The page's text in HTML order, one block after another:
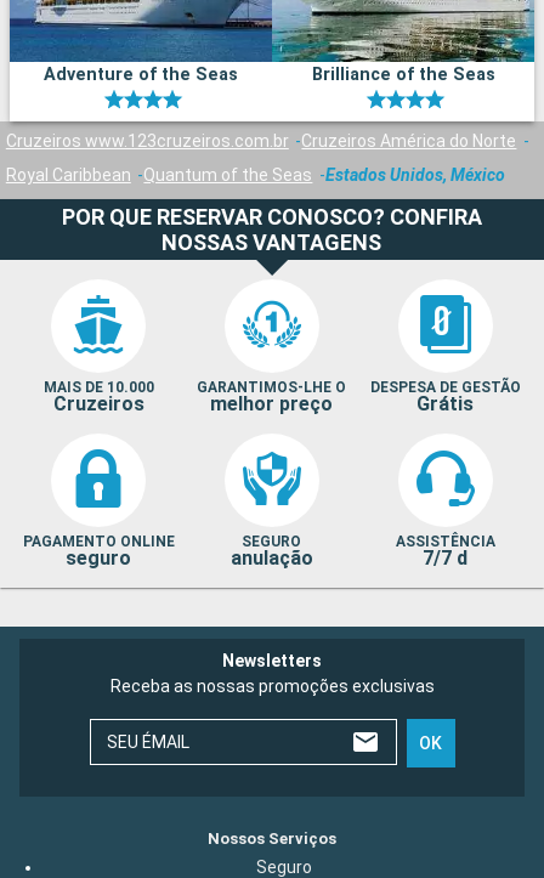
Adventure of the Seas Brilliance of the Seas
Cruzeiros www.123cruzeiros.com.br
Cruzeiros América do Norte
Royal Caribbean
Quantum of the Seas Estados Unidos, México
POR QUE RESERVAR CONOSCO? CONFIRA
NOSSAS VANTAGENS
MAIS DE 10.000
Cruzeiros
GARANTIMOS-LHE O
melhor preço
DESPESA DE GESTÃO
Grátis
PAGAMENTO ONLINE
seguro
SEGURO
anulação
ASSISTÊNCIA
7/7 d
Newsletters
Receba as nossas promoções exclusivas
SEU ÉMAIL OK
Nossos Serviços
Seguro